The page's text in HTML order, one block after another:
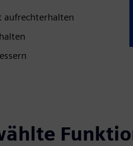
aufrechterhalten